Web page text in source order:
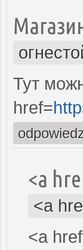
Тут
href=
<a
<a
<a